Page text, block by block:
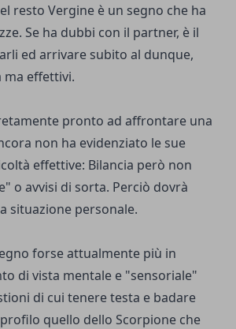
resto Vergine è un segno che ha
Se ha dubbi con il partner, è il
ed arrivare subito al dunque,
ma effettivi.
pronto ad affrontare una
non ha evidenziato le sue
effettive: Bilancia però non
o avvisi di sorta. Perciò dovrà
situazione personale.
forse attualmente più in
di vista mentale e "sensoriale"
di cui tenere testa e badare
quello dello Scorpione che